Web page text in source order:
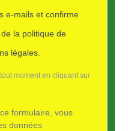
e-mails et confirme
la politique de
légales.
moment en cliquant sur
formulaire, vous
données